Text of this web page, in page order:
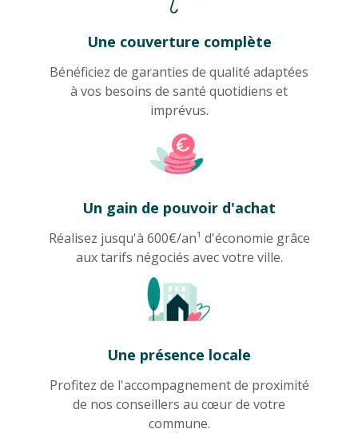
Une couverture complète
Bénéficiez de garanties de qualité adaptées
à vos besoins de santé quotidiens et
imprévus.
Un gain de pouvoir d'achat
Réalisez jusqu'à 600€/an¹ d'économie grâce
aux tarifs négociés avec votre ville.
Une présence locale
Profitez de l'accompagnement de proximité
de nos conseillers au cœur de votre
commune.